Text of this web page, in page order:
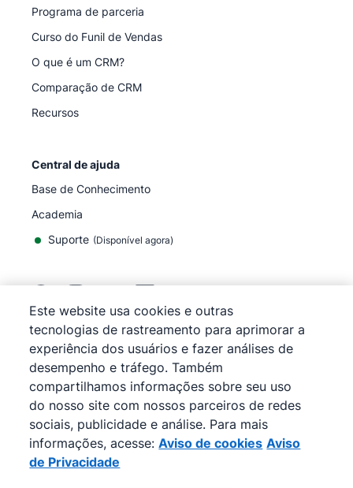
Programa de parceria
Curso do Funil de Vendas
O que é um CRM?
Comparação de CRM
Recursos
Central de ajuda
Base de Conhecimento
Academia
Suporte (Disponível agora)
©2026Pipedrive
Pipedrive
Termos de Serviço
Pipedrive
Aviso de Privacidade
Mapa do site
Aviso de cookies
Preferências de cookies
O Pipedrive é um CRM de vendas baseado na web.
Este website usa cookies e outras
tecnologias de rastreamento para aprimorar a
experiência dos usuários e fazer análises de
desempenho e tráfego. Também
compartilhamos informações sobre seu uso
do nosso site com nossos parceiros de redes
sociais, publicidade e análise. Para mais
informações, acesse: Aviso de cookies Aviso
de Privacidade